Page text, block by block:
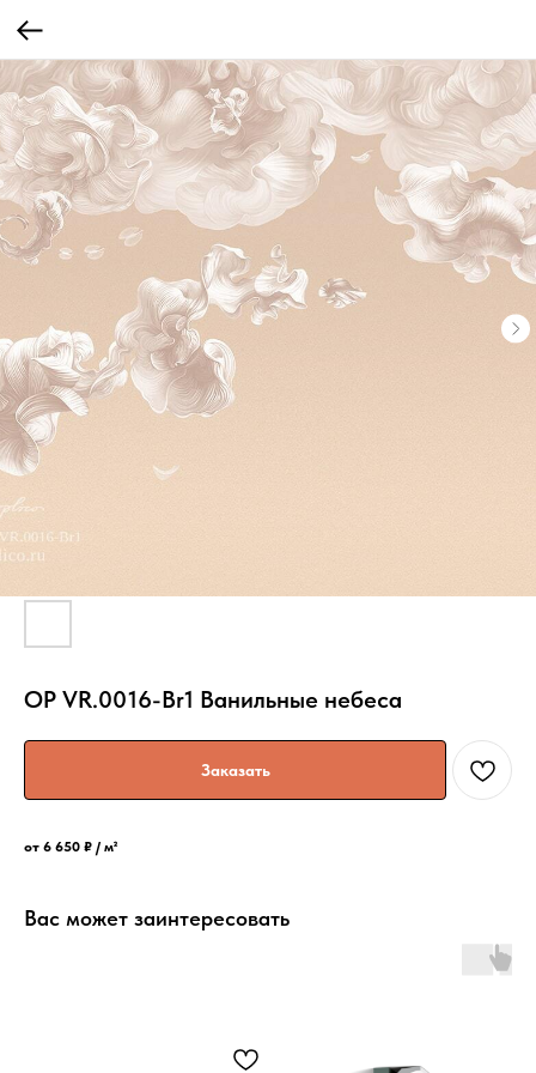
OP VR.0016-Br1 Ванильные небеса
Заказать
от 6 650 ₽ / м²
Вас может заинтересовать